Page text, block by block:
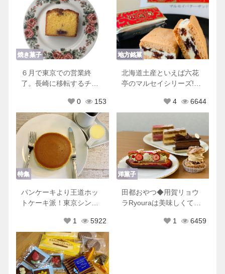
焼き菓子
６月で東京での営業終
了。長崎に移転するチリ
0
153
地方銘菓
北海道土産といえば六花
亭のマルセイシリーズ!他
4
6644
特集
パンケーキより王道ホッ
トケーキ派！東京シンプ
1
5922
洋菓子
田都おやつ◆用賀リョウ
ラRyouraは美味しくて可
1 6459